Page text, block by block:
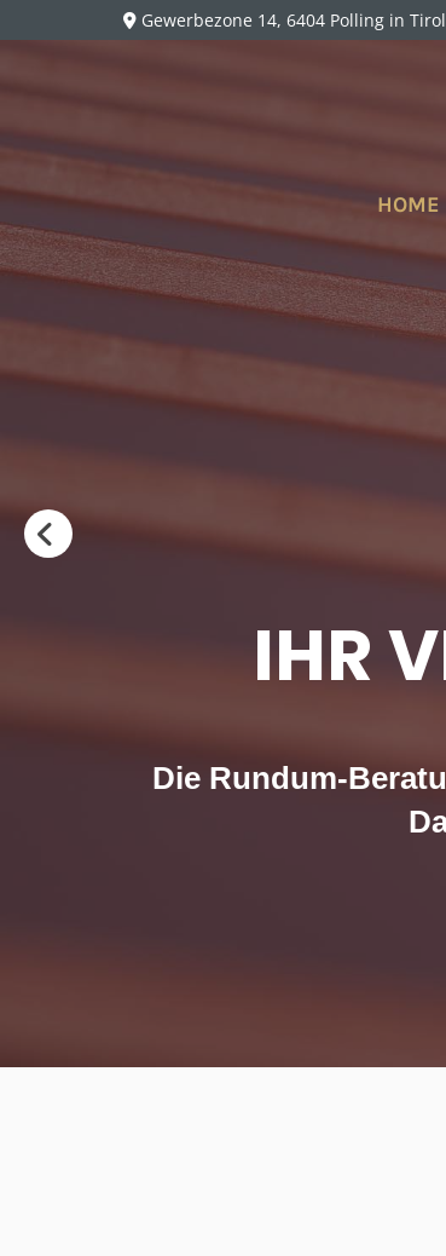
 Gewerbezone 14, 6404 Polling in Tirol
HOME
IHR
Die Rundum-